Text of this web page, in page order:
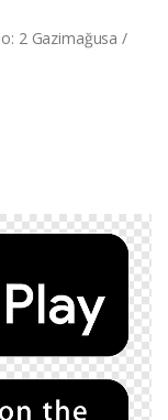
2 Gazimağusa /